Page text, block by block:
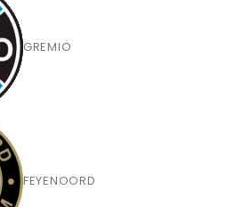
GREMIO
FEYENOORD